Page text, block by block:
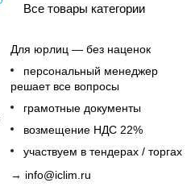
Все товары категории
Для юрлиц — без наценок
персональный менеджер
решает все вопросы
грамотные документы
возмещение НДС 22%
участвуем в тендерах / торгах
→ info@iclim.ru